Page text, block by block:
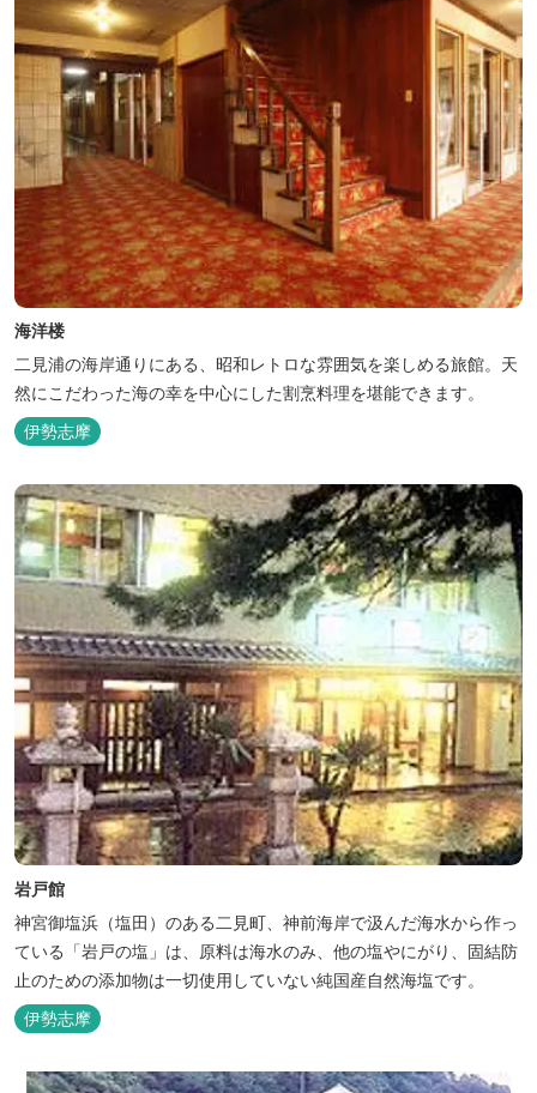
海洋楼
二見浦の海岸通りにある、昭和レトロな雰囲気を楽しめる旅館。天
然にこだわった海の幸を中心にした割烹料理を堪能できます。
伊勢志摩
岩戸館
神宮御塩浜（塩田）のある二見町、神前海岸で汲んだ海水から作っ
ている「岩戸の塩」は、原料は海水のみ、他の塩やにがり、固結防
止のための添加物は一切使用していない純国産自然海塩です。
伊勢志摩